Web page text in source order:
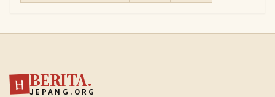
日 BERITA.
JEPANG.ORG